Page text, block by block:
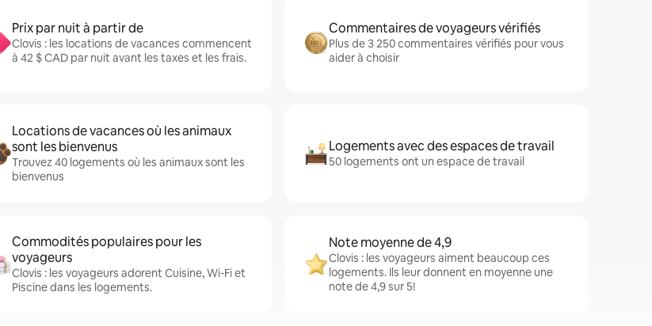
Prix par nuit à partir de
Clovis : les locations de vacances commencent
à 42 $ CAD par nuit avant les taxes et les frais.
Commentaires de voyageurs vérifiés
Plus de 3 250 commentaires vérifiés pour vous
aider à choisir
Locations de vacances où les animaux
sont les bienvenus
Trouvez 40 logements où les animaux sont les
bienvenus
Logements avec des espaces de travail
50 logements ont un espace de travail
Commodités populaires pour les
voyageurs
Clovis : les voyageurs adorent Cuisine, Wi-Fi et
Piscine dans les logements.
Note moyenne de 4,9
Clovis : les voyageurs aiment beaucoup ces
logements. Ils leur donnent en moyenne une
note de 4,9 sur 5!